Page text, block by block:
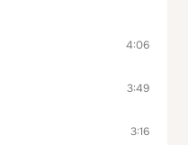
4:06
3:49
3:16